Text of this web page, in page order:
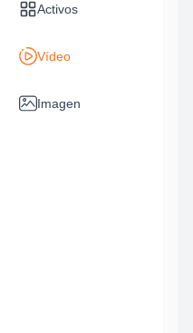
Activos
Vídeo
Imagen